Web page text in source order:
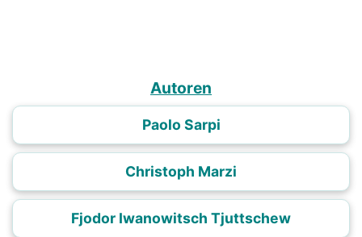
Autoren
Paolo Sarpi
Christoph Marzi
Fjodor Iwanowitsch Tjuttschew